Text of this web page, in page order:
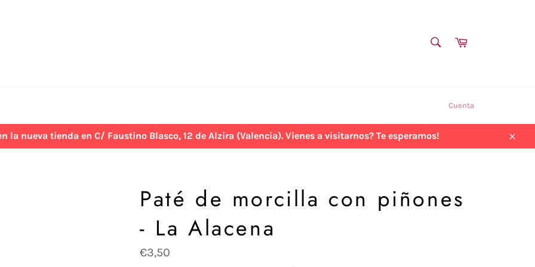
Carrito
Cuenta
la nueva tienda en C/ Faustino Blasco, 12 de Alzira (Valencia). Vienes a visitarnos? Te esperamos!
Paté de morcilla con piñones
- La Alacena
Precio
habitual
€3,50